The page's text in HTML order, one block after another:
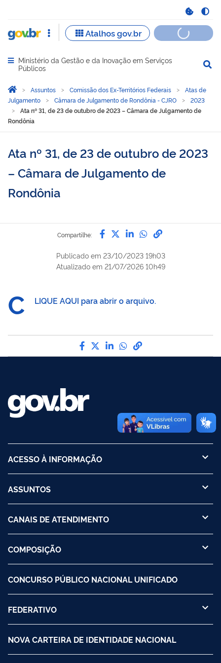
Abrir menu principal de navegação
Ministério da Gestão e da Inovação em Serviços
Públicos
Você está aqui:
Página Inicial
Assuntos Comissão dos Ex-Territórios Federais
Atas de
Julgamento
Câmara de Julgamento de Rondônia - CJRO
2023
Ata nº 31, de 23 de outubro de 2023 – Câmara de Julgamento de
Rondônia
Ata nº 31, de 23 de outubro de 2023
– Câmara de Julgamento de
Rondônia
Compartilhe: Compartilhe por Facebook
Compartilhe por Twitter
Compartilhe por
Compartilhe
link para
Publicado em 23/10/2023 19h03
Atualizado em 21/07/2026 10h49
C LIQUE AQUI para abrir o arquivo.
Compartilhe por Facebook
Compartilhe por Twitter
Compartilhe por
Compartilhe por
link para Copiar
ACESSO À INFORMAÇÃO
ASSUNTOS
CANAIS DE ATENDIMENTO
COMPOSIÇÃO
CONCURSO PÚBLICO NACIONAL UNIFICADO
FEDERATIVO
NOVA CARTEIRA DE IDENTIDADE NACIONAL